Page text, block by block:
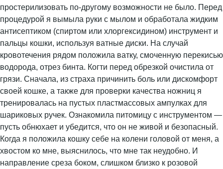
простерилизовать по-другому возможности не было. Перед
процедурой я вымыла руки с мылом и обработала жидким
антисептиком (спиртом или хлоргексидином) инструмент и
пальцы кошки, используя ватные диски. На случай
кровотечения рядом положила ватку, смоченную перекисью
водорода, отрез бинта. Когти перед обрезкой очистила от
грязи. Сначала, из страха причинить боль или дискомфорт
своей кошке, а также для проверки качества ножниц я
тренировалась на пустых пластмассовых ампулках для
шариковых ручек. Ознакомила питомицу с инструментом —
пусть обнюхает и убедится, что он не живой и безопасный.
Когда я положила кошку себе на колени головой от меня, а
хвостом ко мне, выяснилось, что мне так неудобно. И
направление среза боком, слишком близко к розовой